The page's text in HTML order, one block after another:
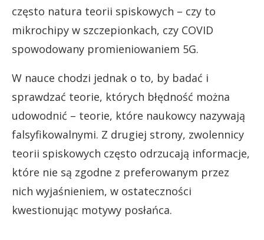
często natura teorii spiskowych – czy to
mikrochipy w szczepionkach, czy COVID
spowodowany promieniowaniem 5G.
W nauce chodzi jednak o to, by badać i
sprawdzać teorie, których błędność można
udowodnić – teorie, które naukowcy nazywają
falsyfikowalnymi. Z drugiej strony, zwolennicy
teorii spiskowych często odrzucają informacje,
które nie są zgodne z preferowanym przez
nich wyjaśnieniem, w ostateczności
kwestionując motywy posłańca.